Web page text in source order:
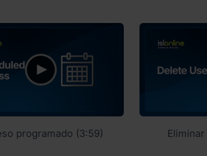
programado (3:59)